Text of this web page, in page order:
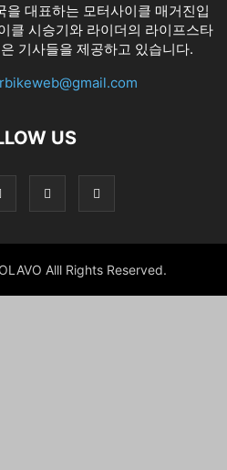
을 대표하는 모터사이클 매거진입
클 시승기와 라이더의 라이프스타
기사들을 제공하고 있습니다.
US
Alll Rights Reserved.